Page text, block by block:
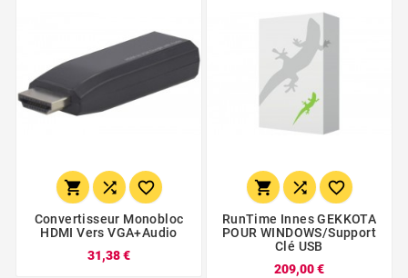
  
Convertisseur Monobloc
HDMI Vers VGA+audio
31,38 €
  
RunTime Innes GEKKOTA
POUR WINDOWS/Support
Clé USB
209,00 €